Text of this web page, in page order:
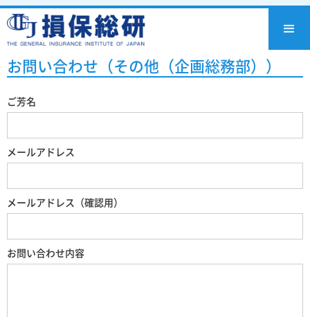
お問い合わせ（その他（企画総務部））
ご芳名
メールアドレス
メールアドレス（確認用）
お問い合わせ内容